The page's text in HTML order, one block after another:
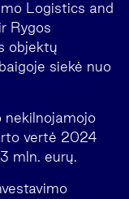
Logistics and
Rygos
objektų
siekė nuo
nekilnojamojo
vertė 2024
mln. eurų.